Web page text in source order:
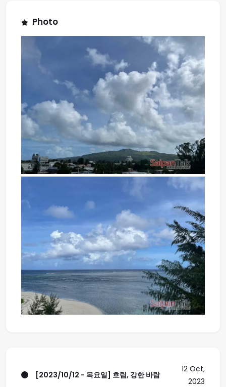
Photo
[2023/10/12 - 목요일] 흐림, 강한 바람
12 Oct,
2023